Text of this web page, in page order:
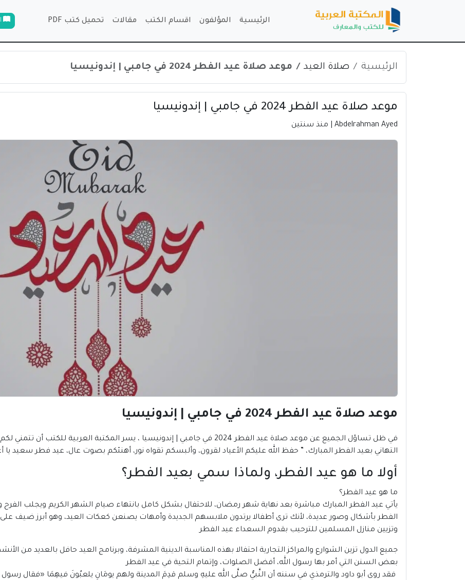
الرئيسية المؤلفون اقسام الكتب مقالات تحميل كتب PDF
الرئيسية صلاة العيد موعد صلاة عيد الفطر 2024 في جامبي | إندونيسيا
موعد صلاة عيد الفطر 2024 في جامبي | إندونيسيا
Abdelrahman Ayed | منذ سنتين
موعد صلاة عيد الفطر 2024 في جامبي | إندونيسيا
في ظل تساؤل الجميع عن موعد صلاة عيد الفطر 2024 في جامبي | إندونيسيا
التهاني بعيد الفطر المبارك، ” حفظ الله عليكم الأعياد لقرون، وألبسكم تقواه نور، أهنئكم بصوت عال، عيد فطر سعيد يا
أولا ما هو عيد الفطر، ولماذا سمي بعيد الفطر؟
ما هو عيد الفطر؟
يأتي عيد الفطرالمبارك مباشرة بعد نهاية شهر رمضان، للاحتفال بشكل كامل بانتهاء صيام الشهر الكريم ويجلب
الفطر بأشكال وصور عديدة، لأنك ترى أطفالا يرتدون ملابسهم الجديدة وأمهات يصنعن كعكات العيد، وهو أبرز ضيف
وتزيين منازل المسلمين للترحيب بقدوم السعداء عيد الفطر
جميع الدول تزين الشوارع والمراكز التجارية احتفالا بهذه المناسبة الدينية المشرفة، وبرنامج العيد حافل بالعديد من
بعض السنن التي أمر بها رسول الله، أفضل الصلوات، وإتمام التحية في عيد الفطر
فقد روى أبو داود والترمذي في سننه أن النَّبيُّ صلَّى الله عليهِ وسلم قدِمَ المدينة ولهم يومَانِ يلعبُونَ فيهِمَا «فقال رسول